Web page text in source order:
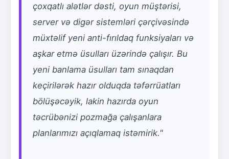
çoxqatlı alətlər dəsti, oyun müştərisi,
server və digər sistemləri çərçivəsində
müxtəlif yeni anti-fırıldaq funksiyaları və
aşkar etmə üsulları üzərində çalışır. Bu
yeni banlama üsulları tam sınaqdan
keçirilərək hazır olduqda təfərrüatları
bölüşəcəyik, lakin hazırda oyun
təcrübənizi pozmağa çalışanlara
planlarımızı açıqlamaq istəmirik."